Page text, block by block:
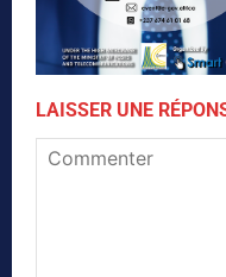
LAISSER UNE